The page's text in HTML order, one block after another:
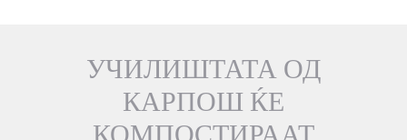
УЧИЛИШТАТА ОД
КАРПОШ ЌЕ
КОМПОСТИРААТ